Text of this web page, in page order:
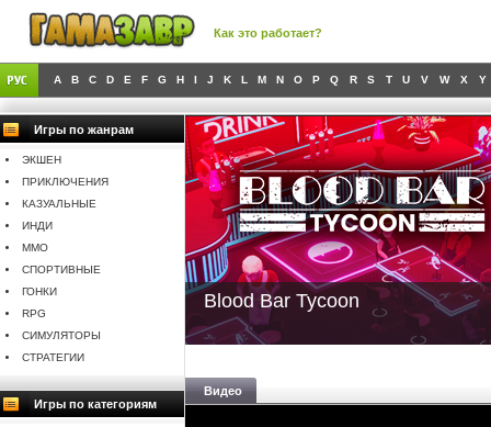
Как это работает?
A B C D E F G H I J K L M N O P Q R S T U V W X Y
Игры по жанрам
ЭКШЕН
ПРИКЛЮЧЕНИЯ
КАЗУАЛЬНЫЕ
ИНДИ
MMO
СПОРТИВНЫЕ
ГОНКИ
RPG
СИМУЛЯТОРЫ
СТРАТЕГИИ
Игры по категориям
Blood Bar Tycoon
Видео